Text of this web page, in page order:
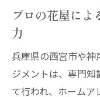
プロの花屋によ
力
兵庫県の西宮市や
ジメントは、専門知
て行われ、ホームア